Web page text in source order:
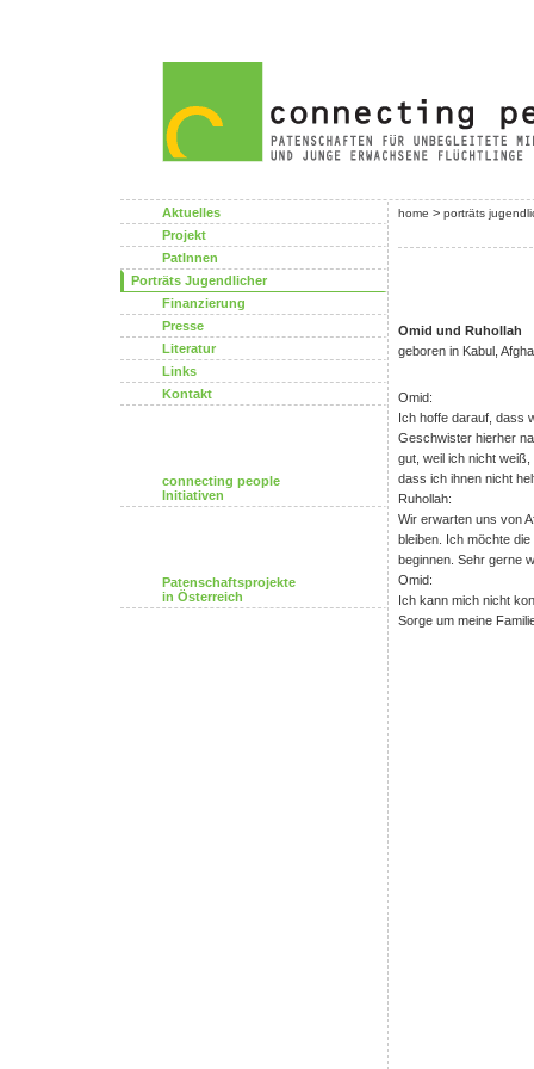
Aktuelles
Projekt
PatInnen
Porträts Jugendlicher
Finanzierung
Presse
Literatur
Links
Kontakt
connecting people
Initiativen
Patenschaftsprojekte
in Österreich
home > porträts
Omid und Ruhollah
geboren in Kabul,
Omid:
Ich hoffe darauf, dass
Geschwister hierher
gut, weil ich nicht
dass ich ihnen nicht
Ruhollah:
Wir erwarten uns von
bleiben. Ich möchte
beginnen. Sehr gerne
Omid:
Ich kann mich nicht
Sorge um meine